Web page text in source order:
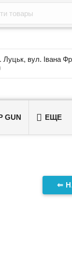
вул. Івана
GUN  ЕЩЕ
⇐